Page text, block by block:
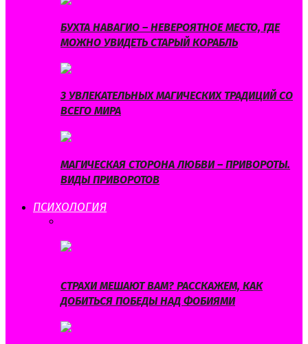
БУХТА НАВАГИО – НЕВЕРОЯТНОЕ МЕСТО, ГДЕ
МОЖНО УВИДЕТЬ СТАРЫЙ КОРАБЛЬ
3 УВЛЕКАТЕЛЬНЫХ МАГИЧЕСКИХ ТРАДИЦИЙ СО
ВСЕГО МИРА
МАГИЧЕСКАЯ СТОРОНА ЛЮБВИ – ПРИВОРОТЫ.
ВИДЫ ПРИВОРОТОВ
ПСИХОЛОГИЯ
СТРАХИ МЕШАЮТ ВАМ? РАССКАЖЕМ, КАК
ДОБИТЬСЯ ПОБЕДЫ НАД ФОБИЯМИ